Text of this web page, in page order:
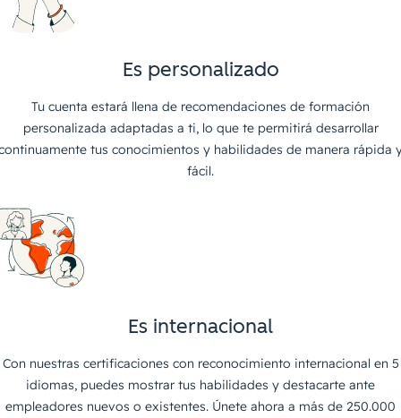
Es personalizado
Tu cuenta estará llena de recomendaciones de formación
personalizada adaptadas a ti, lo que te permitirá desarrollar
tus conocimientos y habilidades de manera rápida
fácil.
Es internacional
Con nuestras certificaciones con reconocimiento internacional en 5
idiomas, puedes mostrar tus habilidades y destacarte ante
empleadores nuevos o existentes. Únete ahora a más de 250.000